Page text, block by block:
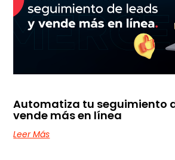
Automatiza tu seguimiento
vende más en línea
Leer Más